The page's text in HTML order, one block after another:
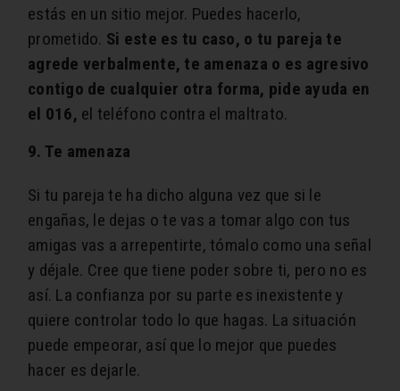
estás en un sitio mejor. Puedes hacerlo,
prometido. Si este es tu caso, o tu pareja te
agrede verbalmente, te amenaza o es agresivo
contigo de cualquier otra forma, pide ayuda en
el 016, el teléfono contra el maltrato.
9. Te amenaza
Si tu pareja te ha dicho alguna vez que si le
engañas, le dejas o te vas a tomar algo con tus
amigas vas a arrepentirte, tómalo como una señal
y déjale. Cree que tiene poder sobre ti, pero no es
así. La confianza por su parte es inexistente y
quiere controlar todo lo que hagas. La situación
puede empeorar, así que lo mejor que puedes
hacer es dejarle.